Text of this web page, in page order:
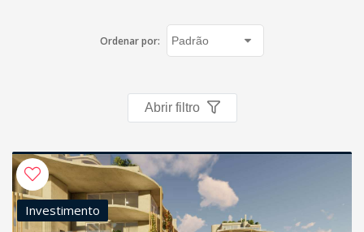
Ordenar por:
Abrir filtro
Investimento